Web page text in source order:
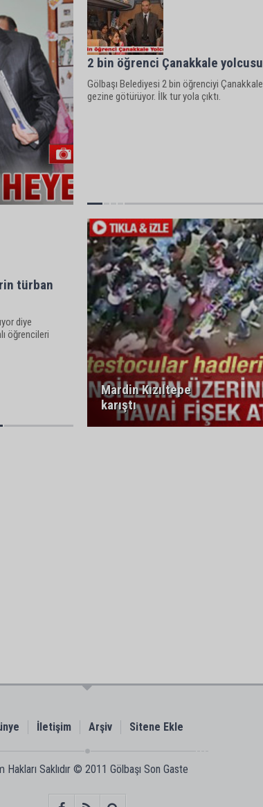
2 bin öğrenci Çanakkale yolcusu
Gölbaşı Belediyesi 2 bin öğrenciyi Çanakkale
gezine götürüyor. İlk tur yola çıktı.
türban
diye
öğrencileri
Mardin Kızıltepe
karıştı
İletişim Arşiv Sitene Ekle
Hakları Saklıdır © 2011 Gölbaşı Son Gaste